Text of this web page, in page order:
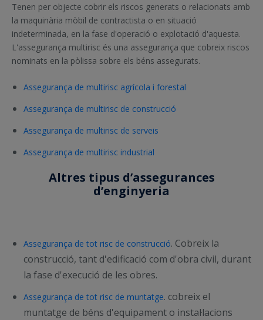
Tenen per objecte cobrir els riscos generats o relacionats amb
la maquinària mòbil de contractista o en situació
indeterminada, en la fase d'operació o explotació d'aquesta.
L'assegurança multirisc és una assegurança que cobreix riscos
nominats en la pòlissa sobre els béns assegurats.
Assegurança de multirisc agrícola i forestal
Assegurança de multirisc de construcció
Assegurança de multirisc de serveis
Assegurança de multirisc industrial
Altres tipus d’assegurances
d’enginyeria
Assegurança de tot risc de construcció. Cobreix la
construcció, tant d'edificació com d'obra civil, durant
la fase d'execució de les obres.
Assegurança de tot risc de muntatge. cobreix el
muntatge de béns d'equipament o instal·lacions